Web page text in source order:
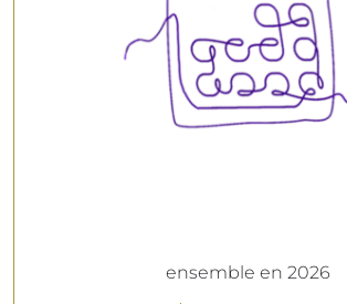
ensemble en 2026